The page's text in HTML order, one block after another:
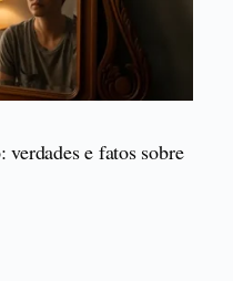
e fatos sobre